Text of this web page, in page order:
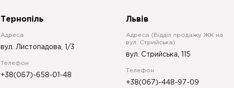
Тернопіль
Адреса
вул. Листопадова, 1/3
Телефон
+38(067)-658-01-48
Львів
Адреса (Відділ продажу ЖК на
вул. Стрийська)
вул. Стрийська, 115
Телефон
+38(067)-448-97-09